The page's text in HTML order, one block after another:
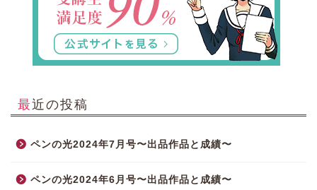
最近の投稿
ペンの光2024年7月号〜出品作品と成績〜
ペンの光2024年6月号〜出品作品と成績〜